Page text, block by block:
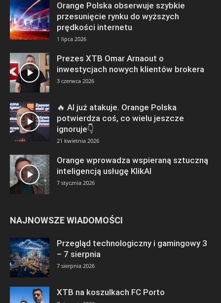
Orange Polska obserwuje szybkie
przesunięcie rynku do wyższych
prędkości internetu
1 lipca 2026
Prezes XTB Omar Arnaout o
inwestycjach nowych klientów brokera
3 czerwca 2026
🔥 AI już atakuje. Orange Polska
potwierdza coś, co wielu jeszcze
ignoruje👇
21 kwietnia 2026
Orange wprowadza wspieraną sztuczną
inteligencją usługę KlikAI
7 stycznia 2026
NAJNOWSZE WIADOMOŚCI
Przegląd technologiczny i gamingowy 3
– 7 sierpnia
7 sierpnia 2026
XTB na koszulkach FC Porto